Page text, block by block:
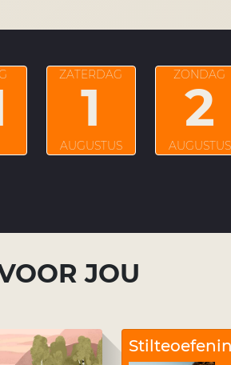
ZATERDAG
1
AUGUSTUS
ZONDAG
2
AUGUSTUS
JOU